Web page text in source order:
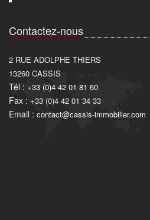
Contactez-nous
2 RUE ADOLPHE THIERS
13260 CASSIS
Tél : +33 (0)4 42 01 81 60
Fax : +33 (0)4 42 01 34 33
Email : contact@cassis-immobilier.com